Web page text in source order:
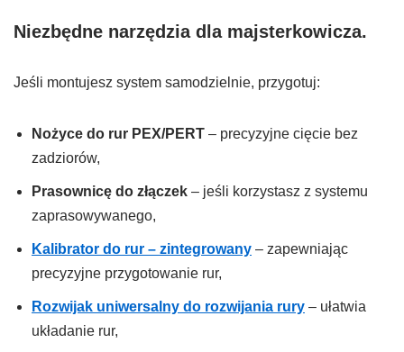
Niezbędne narzędzia dla majsterkowicza.
Jeśli montujesz system samodzielnie, przygotuj:
Nożyce do rur PEX/PERT – precyzyjne cięcie bez
zadziorów,
Prasownicę do złączek – jeśli korzystasz z systemu
zaprasowywanego,
Kalibrator do rur – zintegrowany – zapewniając
precyzyjne przygotowanie rur,
Rozwijak uniwersalny do rozwijania rury – ułatwia
układanie rur,